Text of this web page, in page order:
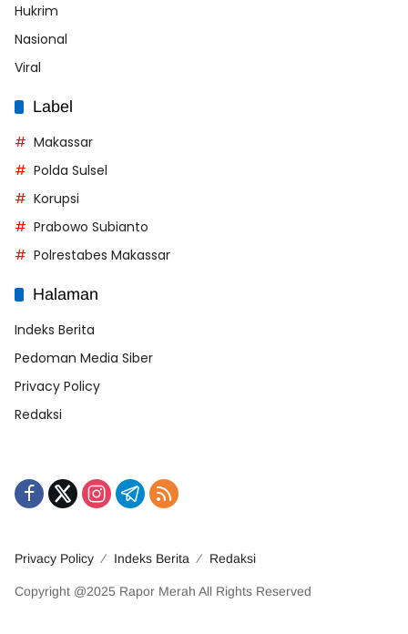
Hukrim
Nasional
Viral
Label
Makassar
Polda Sulsel
Korupsi
Prabowo Subianto
Polrestabes Makassar
Halaman
Indeks Berita
Pedoman Media Siber
Privacy Policy
Redaksi
Privacy Policy Indeks Berita Redaksi
Copyright @2025 Rapor Merah All Rights Reserved